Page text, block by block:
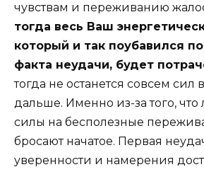
чувствам и переживанию
тогда весь Ваш
который и так поубавился
факта неудачи, будет
тогда не останется совсем сил
дальше. Именно из-за того, что
силы на бесполезные
бросают начатое. Первая
уверенности и намерения